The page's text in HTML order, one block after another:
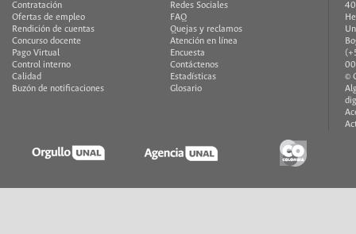
Contratación
Ofertas de empleo
Rendición de cuentas
Concurso docente
Pago Virtual
Control interno
Calidad
Buzón de notificaciones
Redes Sociales
FAQ
Quejas y reclamos
Atención en línea
Encuesta
Contáctenos
Estadísticas
Glosario
©